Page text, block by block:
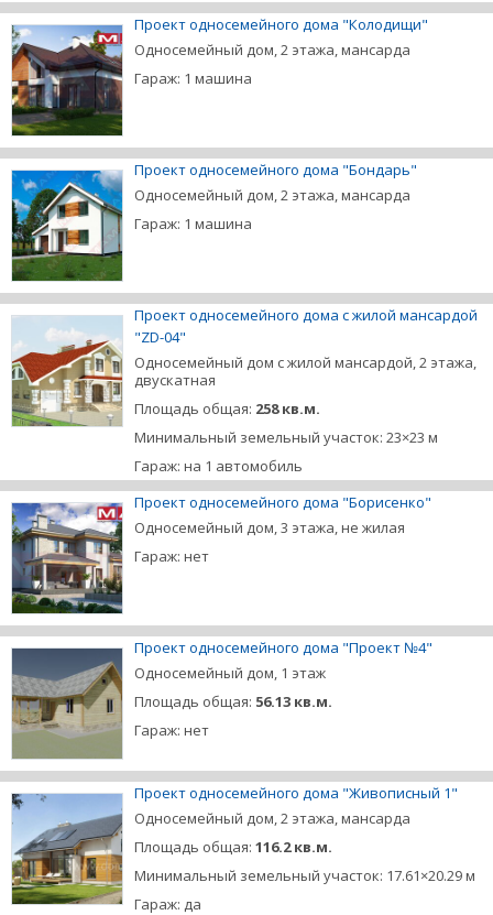
Проект односемейного дома "Колодищи"
Односемейный дом, 2 этажа, мансарда
Гараж: 1 машина
Проект односемейного дома "Бондарь"
Односемейный дом, 2 этажа, мансарда
Гараж: 1 машина
Проект односемейного дома с жилой мансардой
"ZD-04"
Односемейный дом с жилой мансардой, 2 этажа,
двускатная
Площадь общая: 258 кв.м.
Минимальный земельный участок: 23×23 м
Гараж: на 1 автомобиль
Проект односемейного дома "Борисенко"
Односемейный дом, 3 этажа, не жилая
Гараж: нет
Проект односемейного дома "Проект №4"
Односемейный дом, 1 этаж
Площадь общая: 56.13 кв.м.
Гараж: нет
Проект односемейного дома "Живописный 1"
Односемейный дом, 2 этажа, мансарда
Площадь общая: 116.2 кв.м.
Минимальный земельный участок: 17.61×20.29 м
Гараж: да